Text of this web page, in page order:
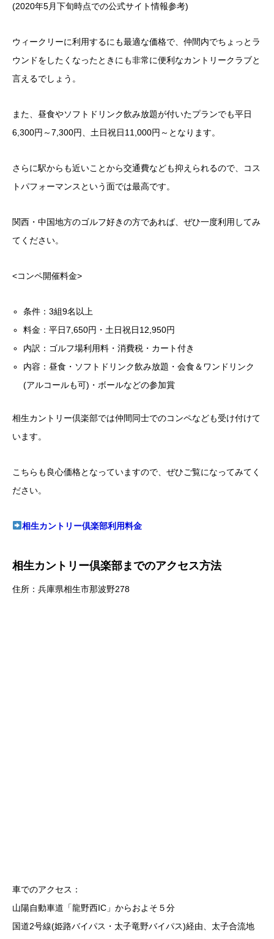
(2020年5月下旬時点での公式サイト情報参考)
ウィークリーに利用するにも最適な価格で、仲間内でちょっとラ
ウンドをしたくなったときにも非常に便利なカントリークラブと
言えるでしょう。
また、昼食やソフトドリンク飲み放題が付いたプランでも平日
6,300円～7,300円、土日祝日11,000円～となります。
さらに駅からも近いことから交通費なども抑えられるので、コス
トパフォーマンスという面では最高です。
関西・中国地方のゴルフ好きの方であれば、ぜひ一度利用してみ
てください。
<コンペ開催料金>
条件：3組9名以上
料金：平日7,650円・土日祝日12,950円
内訳：ゴルフ場利用料・消費税・カート付き
内容：昼食・ソフトドリンク飲み放題・会食＆ワンドリンク
(アルコールも可)・ボールなどの参加賞
相生カントリー倶楽部では仲間同士でのコンペなども受け付けて
います。
こちらも良心価格となっていますので、ぜひご覧になってみてく
ださい。
相生カントリー倶楽部利用料金
相生カントリー倶楽部までのアクセス方法
住所：兵庫県相生市那波野278
車でのアクセス：
山陽自動車道「龍野西IC」からおよそ５分
国道2号線(姫路バイパス・太子竜野バイパス)経由、太子合流地